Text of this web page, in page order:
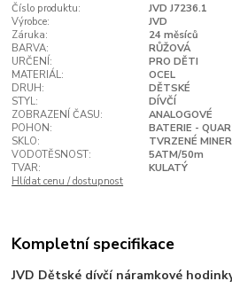
Číslo produktu:
JVD J7236.1
Výrobce:
JVD
Záruka:
24 měsíců
BARVA:
RŮŽOVÁ
URČENÍ:
PRO DĚTI
MATERIÁL:
OCEL
DRUH:
DĚTSKÉ
STYL:
DÍVČÍ
ZOBRAZENÍ ČASU:
ANALOGOVÉ
POHON:
BATERIE -
SKLO:
TVRZENÉ
VODOTĚSNOST:
5ATM/50m
TVAR:
KULATÝ
Hlídat cenu / dostupnost
Kompletní specifikace
JVD Dětské dívčí náramkové